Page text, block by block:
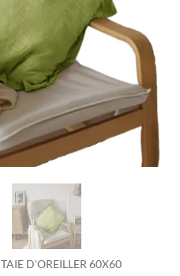
TAIE D'OREILLER 60X60